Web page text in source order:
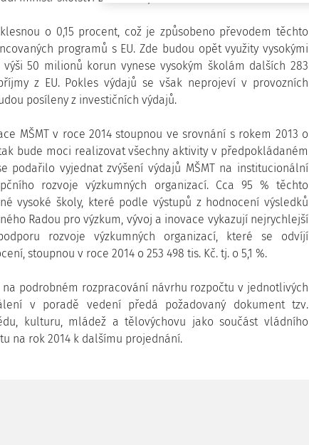
o 0,15 procent, což je způsobeno převodem těchto
programů s EU. Zde budou opět využity vysokými
50 milionů korun vynese vysokým školám dalších 283
z EU. Pokles výdajů se však neprojeví v provozních
posíleny z investičních výdajů.
MŠMT v roce 2014 stoupnou ve srovnání s rokem 2013 o
tak bude moci realizovat všechny aktivity v předpokládaném
podařilo vyjednat zvýšení výdajů MŠMT na institucionální
rozvoje výzkumných organizací. Cca 95 % těchto
vysoké školy, které podle výstupů z hodnocení výsledků
Radou pro výzkum, vývoj a inovace vykazují nejrychlejší
rozvoje výzkumných organizací, které se odvíjí
stoupnou v roce 2014 o 253 498 tis. Kč. tj. o 5,1 %.
na podrobném rozpracování návrhu rozpočtu v jednotlivých
v poradě vedení předá požadovaný dokument tzv.
kulturu, mládež a tělovýchovu jako součást vládního
na rok 2014 k dalšímu projednání.